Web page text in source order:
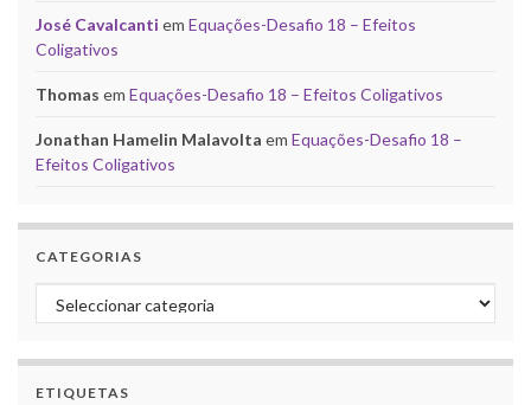
José Cavalcanti em Equações-Desafio 18 – Efeitos
Coligativos
Thomas em Equações-Desafio 18 – Efeitos Coligativos
Jonathan Hamelin Malavolta em Equações-Desafio 18 –
Efeitos Coligativos
CATEGORIAS
Categorias
ETIQUETAS